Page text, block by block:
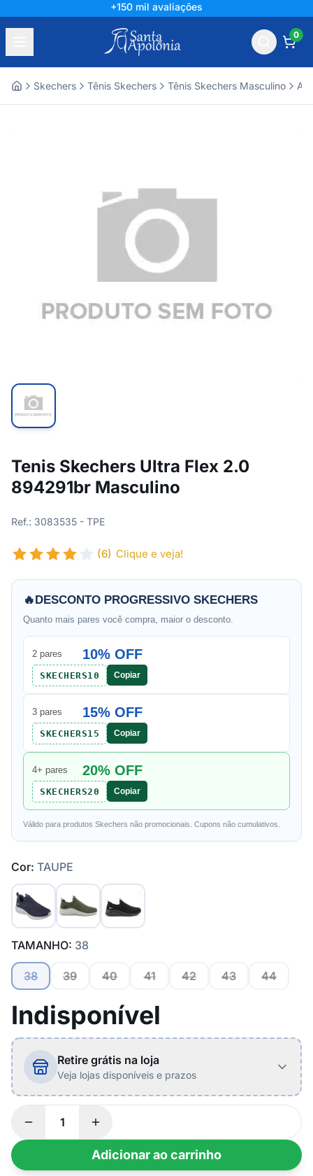
+150 mil avaliações
0
Skechers Tênis Skechers Tênis Skechers Masculino
Tenis Skechers Ultra Flex 2.0
894291br Masculino
Ref.: 3083535 - TPE
(6) Clique e veja!
🔥DESCONTO PROGRESSIVO SKECHERS
Quanto mais pares você compra, maior o desconto.
2 pares 10% OFF
SKECHERS10 Copiar
3 pares 15% OFF
SKECHERS15 Copiar
4+ pares 20% OFF
SKECHERS20 Copiar
Válido para produtos Skechers não promocionais. Cupons não cumulativos.
Cor: TAUPE
TAMANHO: 38
38 39 40 41 42 43 44
Indisponível
Retire grátis na loja
Veja lojas disponíveis e prazos
Adicionar ao carrinho